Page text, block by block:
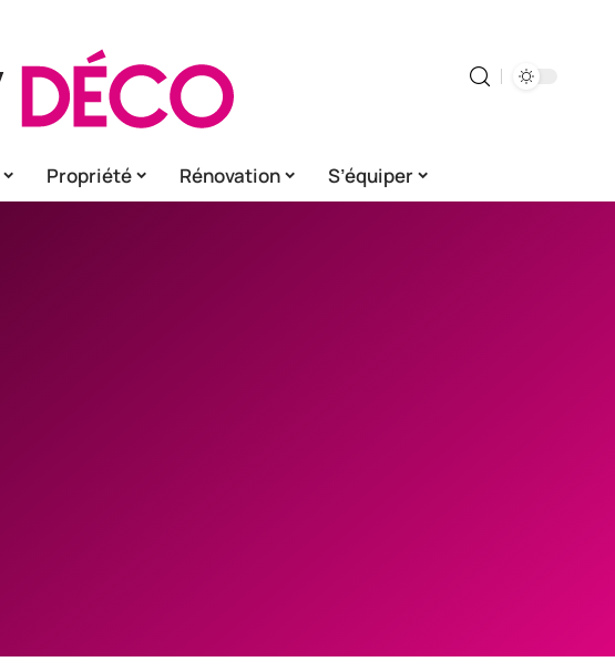
Propriété Rénovation S’équiper